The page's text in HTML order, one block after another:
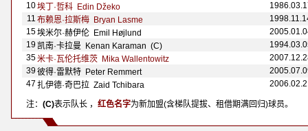
10埃丁·哲科 Edin Džeko
11 布赖恩·拉斯梅 Bryan Lasme
15埃米尔·赫伊伦 Emil Højlund
19 凯南·卡拉曼 Kenan Karaman (C)
35米卡·瓦伦托维茨 Mika Wallentowitz
39 彼得·雷默特 Peter Remmert
47 扎伊德·奇巴拉 Zaid Tchibara
注： (C)表示队长 ， 红色名字为新加盟(含梯队提拔、租借期满回归)球员。